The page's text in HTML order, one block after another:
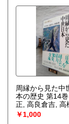
周縁から見た中
本の歴史 第14巻
正, 高良倉吉, 高
￥1,000